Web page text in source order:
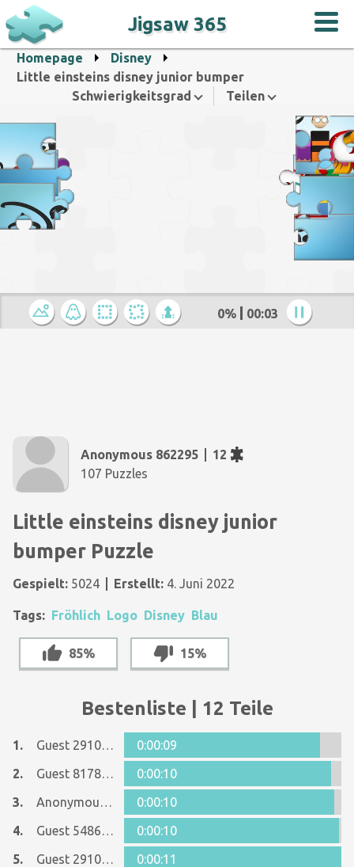
Jigsaw 365
Homepage
Disney
Little einsteins disney junior bumper
Schwierigkeitsgrad
Teilen
0% 00:04
Anonymous 862295
12
107 Puzzles
Little einsteins disney junior
bumper Puzzle
Gespielt: 5024 Erstellt: 4. Juni 2022
Tags: Fröhlich Logo Disney Blau
85% 15%
Bestenliste | 12 Teile
1. Guest 29102957
0:00:09
2.
Guest 8178487
0:00:10
3.
Anonymous 1262136
0:00:10
4.
Guest 5486159
0:00:10
5.
Guest 29102957 0:00:11